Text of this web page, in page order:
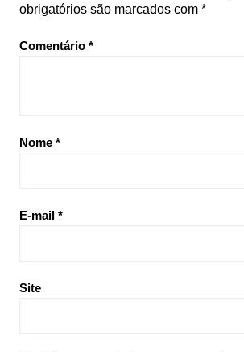
obrigatórios são marcados com *
Comentário *
Nome *
E-mail *
Site